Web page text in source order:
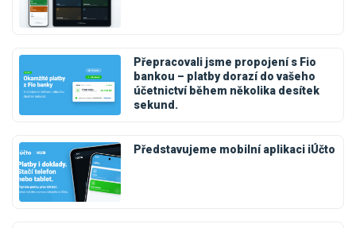
Přepracovali jsme propojení s Fio
bankou – platby dorazí do vašeho
účetnictví během několika desítek
sekund.
Představujeme mobilní aplikaci iÚčto